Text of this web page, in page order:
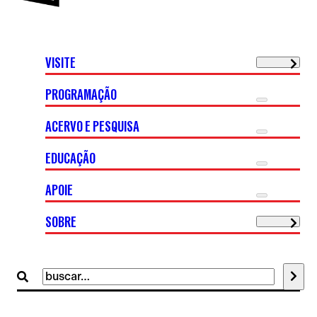
Buscar
por:
VISITE
PROGRAMAÇÃO
ACERVO E PESQUISA
EDUCAÇÃO
APOIE
SOBRE